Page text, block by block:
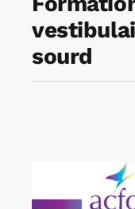
Rechercher:
sourd